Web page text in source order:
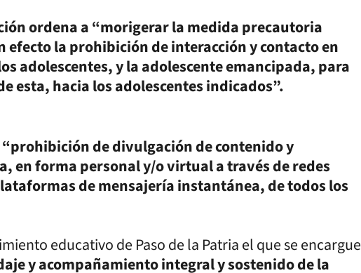
ordena a “morigerar la medida precautoria
la prohibición de interacción y contacto en
adolescentes, y la adolescente emancipada, para
esta, hacia los adolescentes indicados”.
de divulgación de contenido y
en forma personal y/o virtual a través de redes
de mensajería instantánea, de todos los
educativo de Paso de la Patria el que se encargue
y acompañamiento integral y sostenido de la